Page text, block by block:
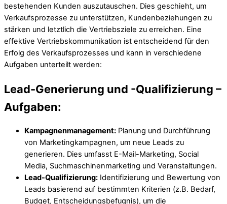
bestehenden Kunden auszutauschen. Dies geschieht, um
Verkaufsprozesse zu unterstützen, Kundenbeziehungen zu
stärken und letztlich die Vertriebsziele zu erreichen. Eine
effektive Vertriebskommunikation ist entscheidend für den
Erfolg des Verkaufsprozesses und kann in verschiedene
Aufgaben unterteilt werden:
Lead-Generierung und -Qualifizierung –
Aufgaben:
Kampagnenmanagement: Planung und Durchführung
von Marketingkampagnen, um neue Leads zu
generieren. Dies umfasst E-Mail-Marketing, Social
Media, Suchmaschinenmarketing und Veranstaltungen.
Lead-Qualifizierung: Identifizierung und Bewertung von
Leads basierend auf bestimmten Kriterien (z.B. Bedarf,
Budget, Entscheidungsbefugnis), um die